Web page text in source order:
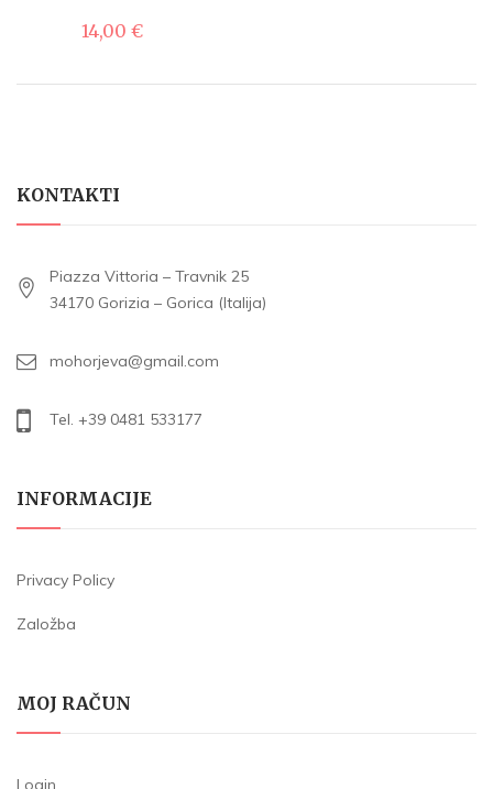
14,00 €
KONTAKTI
Piazza Vittoria – Travnik 25
34170 Gorizia – Gorica (Italija)
mohorjeva@gmail.com
Tel. +39 0481 533177
INFORMACIJE
Privacy Policy
Založba
MOJ RAČUN
Login